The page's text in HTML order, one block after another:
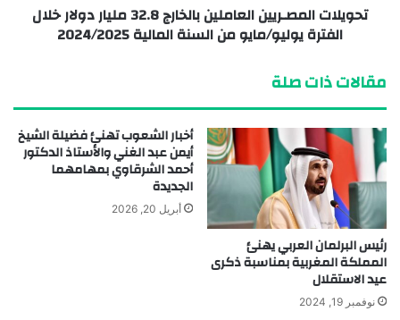
تحويلات المصـريين العاملين بالخارج 32.8 مليار دولار خلال
الفترة يوليو/مايو من السنة المالية 2024/2025
مقالات ذات صلة
رئيس البرلمان العربي يهنئ
المملكة المغربية بمناسبة ذكرى
عيد الاستقلال
نوفمبر 19, 2024
أخبار الشعوب تهنئ فضيلة الشيخ
أيمن عبد الغني والأستاذ الدكتور
أحمد الشرقاوي بمهامهما
الجديدة
أبريل 20, 2026